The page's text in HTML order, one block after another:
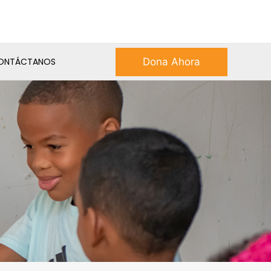
Dona Ahora